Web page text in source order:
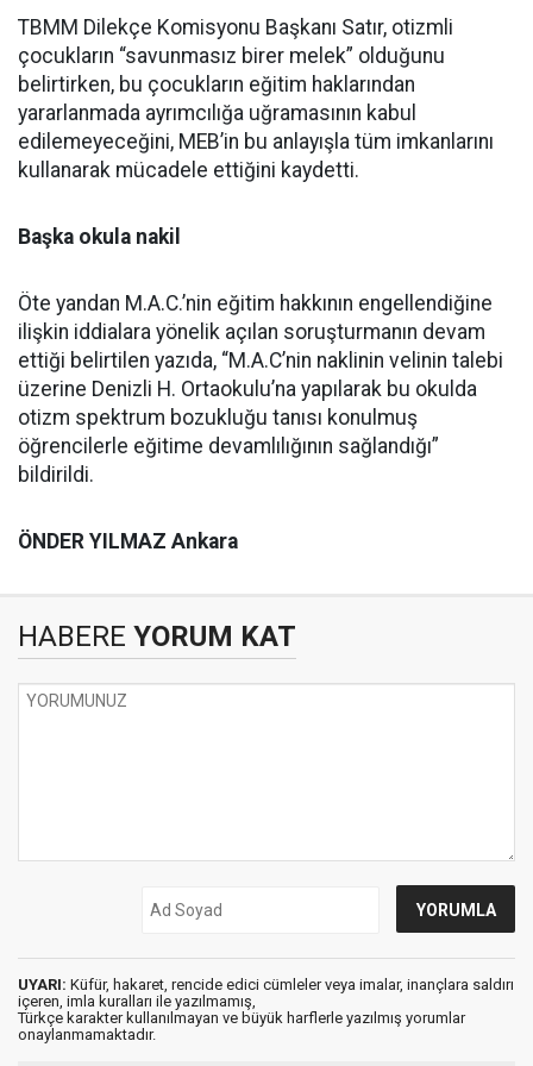
TBMM Dilekçe Komisyonu Başkanı Satır, otizmli
çocukların “savunmasız birer melek” olduğunu
belirtirken, bu çocukların eğitim haklarından
yararlanmada ayrımcılığa uğramasının kabul
edilemeyeceğini, MEB’in bu anlayışla tüm imkanlarını
kullanarak mücadele ettiğini kaydetti.
Başka okula nakil
Öte yandan M.A.C.’nin eğitim hakkının engellendiğine
ilişkin iddialara yönelik açılan soruşturmanın devam
ettiği belirtilen yazıda, “M.A.C’nin naklinin velinin talebi
üzerine Denizli H. Ortaokulu’na yapılarak bu okulda
otizm spektrum bozukluğu tanısı konulmuş
öğrencilerle eğitime devamlılığının sağlandığı”
bildirildi.
ÖNDER YILMAZ Ankara
HABERE YORUM KAT
UYARI: Küfür, hakaret, rencide edici cümleler veya imalar, inançlara saldırı
içeren, imla kuralları ile yazılmamış,
Türkçe karakter kullanılmayan ve büyük harflerle yazılmış yorumlar
onaylanmamaktadır.